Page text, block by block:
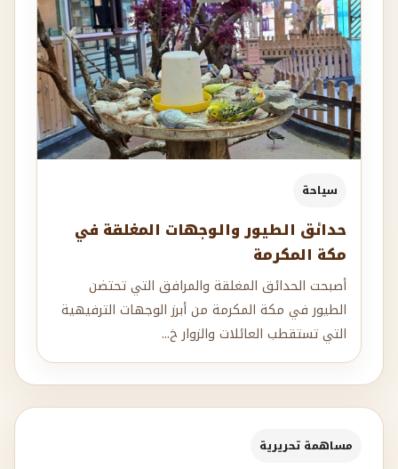
سياحة
حدائق الطيور والوجهات المغلقة في
مكة المكرمة
أصبحت الحدائق المغلقة والمرافق التي تحتضن
الطيور في مكة المكرمة من أبرز الوجهات الترفيهية
التي تستقطب العائلات والزوار خ...
مساهمة تحريرية